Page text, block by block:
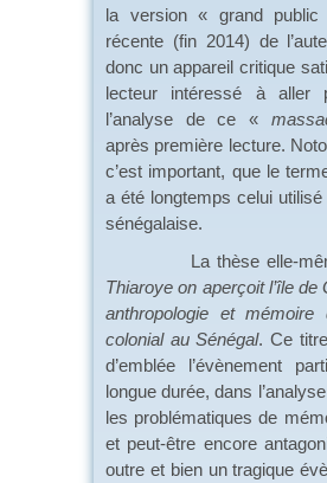
la version « grand public
récente (fin 2014) de
donc un appareil critique
lecteur intéressé à aller
l’analyse de ce «
après première lecture.
c’est important, que le
a été longtemps celui
sénégalaise.
La thèse elle-même
Thiaroye on aperçoit l’île de
anthropologie et mémoire
colonial au Sénégal. Ce
d’emblée l’évènement
longue durée, dans
les problématiques de
et peut-être encore
outre et bien un tragique